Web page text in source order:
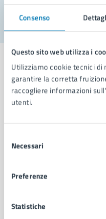
Consenso
Questo sito web utilizza i
Utilizziamo cookie tecnici di
garantire la corretta
raccogliere informazioni
utenti.
delNecessari
Preferenze
Statistiche
Comune di
Aree amministrative
Uffici
Personale amministrativo